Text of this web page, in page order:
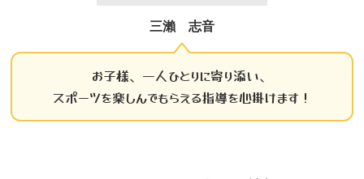
三瀨 志音
お子様、一人ひとりに寄り添い、
スポーツを楽しんでもらえる指導を心掛けます！